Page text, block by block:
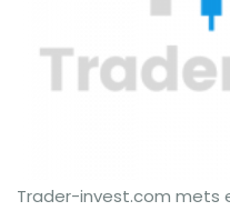
Trader-invest.com mets